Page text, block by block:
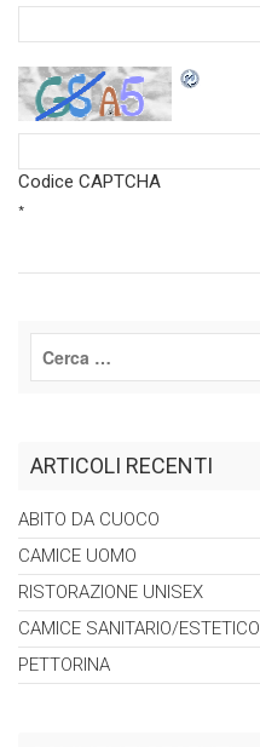
Codice CAPTCHA
*
ARTICOLI RECENTI
ABITO DA CUOCO
CAMICE UOMO
RISTORAZIONE UNISEX
CAMICE SANITARIO/ESTETICO
PETTORINA